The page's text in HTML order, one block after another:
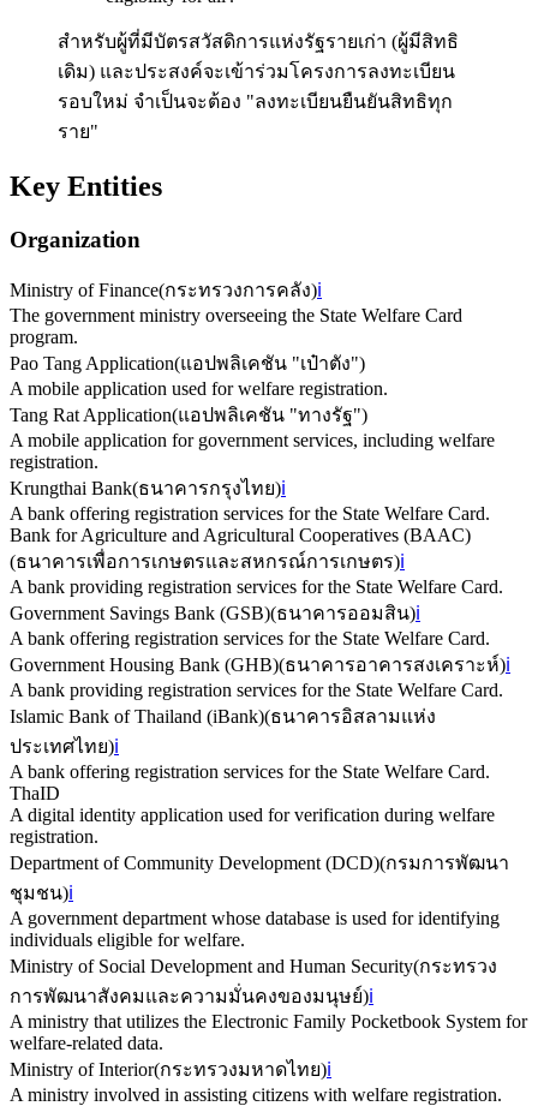
สำหรับผู้ที่มีบัตรสวัสดิการแห่งรัฐรายเก่า (ผู้มีสิทธิ
เดิม) และประสงค์จะเข้าร่วมโครงการลงทะเบียน
รอบใหม่ จำเป็นจะต้อง "ลงทะเบียนยืนยันสิทธิทุก
ราย"
Key Entities
Organization
Ministry of Finance(กระทรวงการคลัง)ℹ️
The government ministry overseeing the State Welfare Card
program.
Pao Tang Application(แอปพลิเคชัน "เป๋าตัง")
A mobile application used for welfare registration.
Tang Rat Application(แอปพลิเคชัน "ทางรัฐ")
A mobile application for government services, including welfare
registration.
Krungthai Bank(ธนาคารกรุงไทย)ℹ️
A bank offering registration services for the State Welfare Card.
Bank for Agriculture and Agricultural Cooperatives (BAAC)
(ธนาคารเพื่อการเกษตรและสหกรณ์การเกษตร)ℹ️
A bank providing registration services for the State Welfare Card.
Government Savings Bank (GSB)(ธนาคารออมสิน)ℹ️
A bank offering registration services for the State Welfare Card.
Government Housing Bank (GHB)(ธนาคารอาคารสงเคราะห์)ℹ️
A bank providing registration services for the State Welfare Card.
Islamic Bank of Thailand (iBank)(ธนาคารอิสลามแห่ง
ประเทศไทย)ℹ️
A bank offering registration services for the State Welfare Card.
ThaID
A digital identity application used for verification during welfare
registration.
Department of Community Development (DCD)(กรมการพัฒนา
ชุมชน)ℹ️
A government department whose database is used for identifying
individuals eligible for welfare.
Ministry of Social Development and Human Security(กระทรวง
การพัฒนาสังคมและความมั่นคงของมนุษย์)ℹ️
A ministry that utilizes the Electronic Family Pocketbook System for
welfare-related data.
Ministry of Interior(กระทรวงมหาดไทย)ℹ️
A ministry involved in assisting citizens with welfare registration.